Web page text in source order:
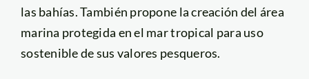
las bahías. También propone la creación del área
marina protegida en el mar tropical para uso
sostenible de sus valores pesqueros.